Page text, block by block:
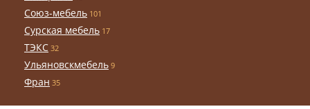
Союз-мебель 101
Сурская мебель 17
ТЭКС 32
Ульяновскмебель 9
Фран 35